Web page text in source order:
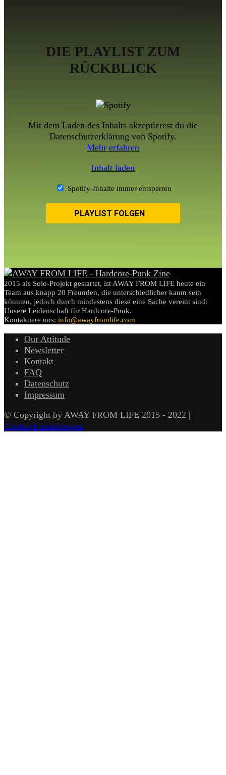
DIE PLAYLIST ZUM
RÜCKBLICK
Mit dem Laden des Inhalts akzeptierest du die
Datenschutzerklärung von Spotify.
Mehr erfahren
Inhalt laden
Spotify-Inhalte immer entsperren
PLAYLIST FOLGEN
2015 als Solo-Projekt gestartet, ist AWAY FROM LIFE heute ein
Team aus knapp 20 Freunden, die unterschiedlicher kaum sein
könnten, jedoch durch mindestens diese eine Sache vereint sind:
Unsere Leidenschaft für Hardcore-Punk.
Kontaktiere uns: info@awayfromlife.com
Our Attitude
Newsletter
Kontakt
FAQ
Datenschutz
Impressum
© Copyright by AWAY FROM LIFE 2015 - 2022 |
Cookie-Einstellungen